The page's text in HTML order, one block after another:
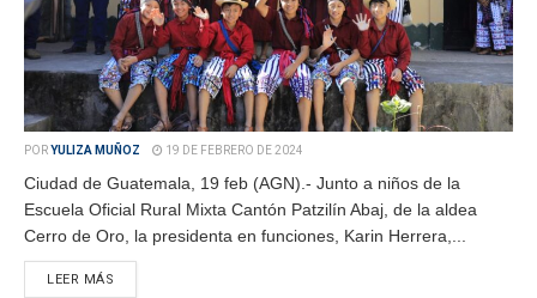
PORYULIZA MUÑOZ 19 DE FEBRERO DE 2024
Ciudad de Guatemala, 19 feb (AGN).- Junto a niños de la
Escuela Oficial Rural Mixta Cantón Patzilín Abaj, de la aldea
Cerro de Oro, la presidenta en funciones, Karin Herrera,...
LEER MÁS